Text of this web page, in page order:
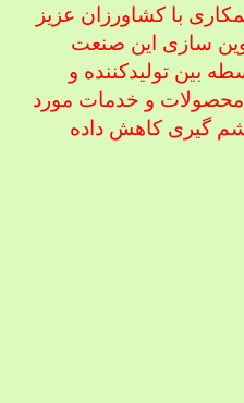
با کشاورزان عزیز
سازی این صنعت
بین تولیدکننده و
و خدمات مورد
گیری کاهش داده